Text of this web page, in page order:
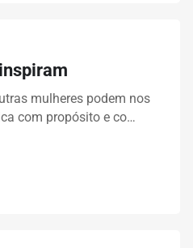
mulheres podem nos
com propósito e co…